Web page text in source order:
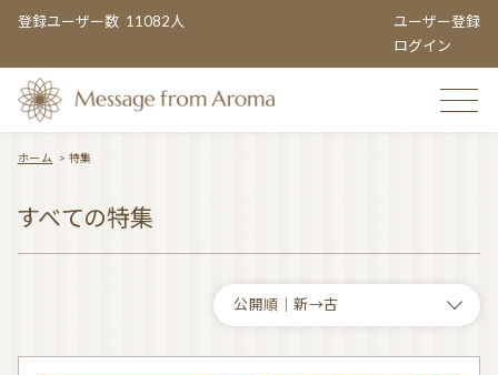
登録ユーザー数 11082人
ユーザー登録
ログイン
おすすめのお店
ホーム > 特集
すべての特集